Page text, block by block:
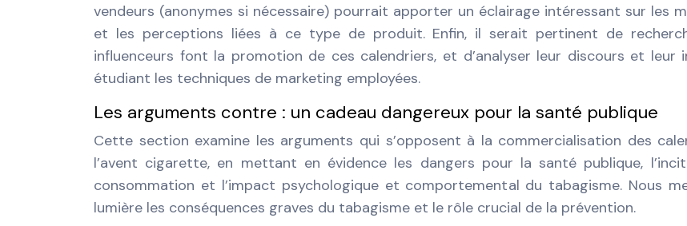
vendeurs (anonymes si nécessaire) pourrait apporter un éclairage intéressant sur les
et les perceptions liées à ce type de produit. Enfin, il serait pertinent de
influenceurs font la promotion de ces calendriers, et d’analyser leur discours et leur
étudiant les techniques de marketing employées.
Les arguments contre : un cadeau dangereux pour la santé publique
Cette section examine les arguments qui s’opposent à la commercialisation des
l’avent cigarette, en mettant en évidence les dangers pour la santé publique,
consommation et l’impact psychologique et comportemental du tabagisme. Nous
lumière les conséquences graves du tabagisme et le rôle crucial de la prévention.